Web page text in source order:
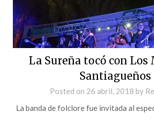
La Sureña tocó con Los
Santiagueños
Posted on 26 abril, 2018 by
La banda de folclore fue invitada al